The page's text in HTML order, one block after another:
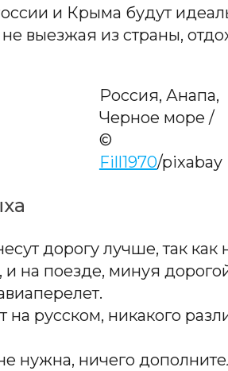
и Крыма будут
выезжая из страны,
Россия, Анапа,
Черное море /
©
Fill1970/pixabay
дорогу лучше, так
на поезде, минуя
на русском, никакого
нужна, ничего